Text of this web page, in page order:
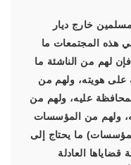
خارج ديار
هذه المجتمعات ما
لهم من الناشئة ما
على هويته، ولهم من
عليه، ولهم من
ولهم من المؤسسات
ما يحتاج إلى
العادلة